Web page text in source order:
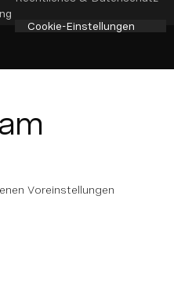
Cookie-Einstellungen
Voreinstellungen